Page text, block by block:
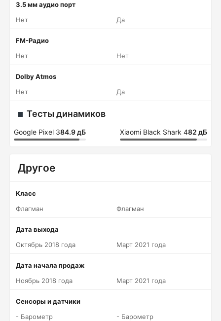
3.5 мм аудио порт
Нет
Да
FM-Радио
Нет
Нет
Dolby Atmos
Нет
Да
Тесты динамиков
Google Pixel 384.9 дБ Xiaomi Black Shark 482 дБ
Другое
Класс
Флагман
Флагман
Дата выхода
Октябрь 2018 года
Март 2021 года
Дата начала продаж
Ноябрь 2018 года
Март 2021 года
Сенсоры и датчики
- Барометр
- Барометр